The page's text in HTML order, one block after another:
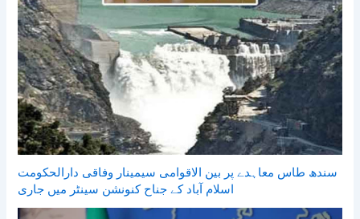
سندھ طاس معاہدے پر بین الاقوامی سیمینار وفاقی دارالحکومت
اسلام آباد کے جناح کنونشن سینٹر میں جاری